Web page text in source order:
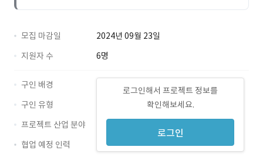
모집 마감일
2024년 09월 23일
지원자 수
6명
로그인해서 프로젝트 정보를
확인해보세요.
로그인
구인 배경
구인 유형
프로젝트 산업 분야
협업 예정 인력